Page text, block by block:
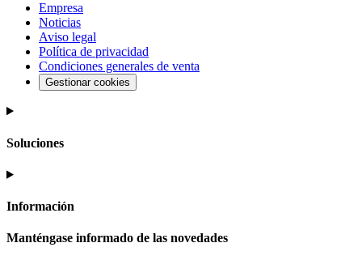
Empresa
Noticias
Aviso legal
Política de privacidad
Condiciones generales de venta
Gestionar cookies
Soluciones
Información
Manténgase informado de las novedades